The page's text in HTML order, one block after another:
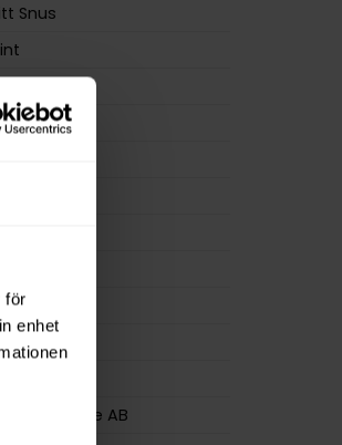
för
enhet
Snus
Stark
g
Nicotine AB